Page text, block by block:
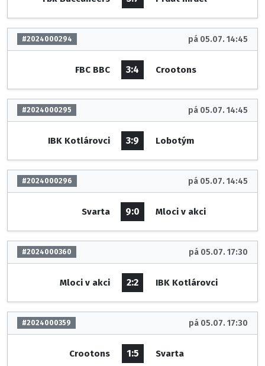
#2024000294 pá 05.07. 14:45
FBC BBC 3:4 Crootons
#2024000295 pá 05.07. 14:45
IBK Kotlárovci 3:9 Lobotým
#2024000296 pá 05.07. 14:45
Svarta 9:0 Mloci v akci
#2024000360 pá 05.07. 17:30
Mloci v akci 2:2 IBK Kotlárovci
#2024000359 pá 05.07. 17:30
Crootons 1:5 Svarta